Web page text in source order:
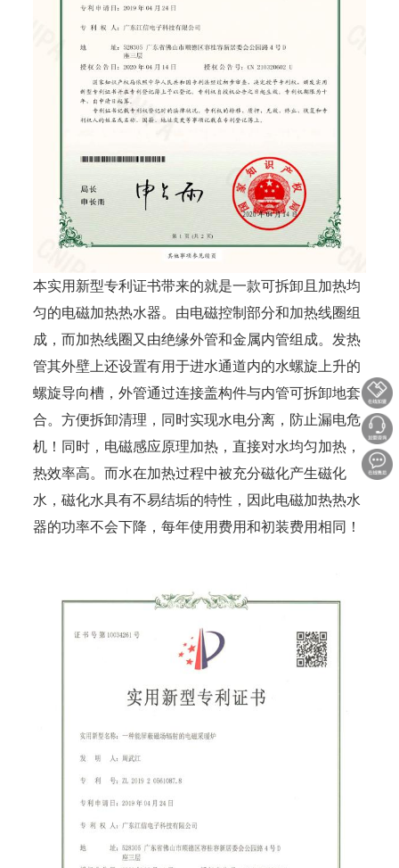
本实用新型专利证书带来的就是一款可拆卸且加热均
匀的电磁加热热水器。由电磁控制部分和加热线圈组
成，而加热线圈又由绝缘外管和金属内管组成。发热
管其外壁上还设置有用于进水通道内的水螺旋上升的
螺旋导向槽，外管通过连接盖构件与内管可拆卸地套
合。方便拆卸清理，同时实现水电分离，防止漏电危
机！同时，电磁感应原理加热，直接对水均匀加热，
热效率高。而水在加热过程中被充分磁化产生磁化
水，磁化水具有不易结垢的特性，因此电磁加热热水
器的功率不会下降，每年使用费用和初装费用相同！